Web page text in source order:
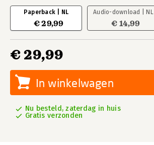
Paperback | NL
€ 29,99
Audio-download | NL
€ 14,99
€ 29,99
In winkelwagen
Nu besteld, zaterdag in huis
Gratis verzonden